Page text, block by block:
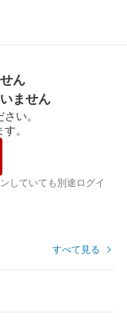
ん
ません
い。
。
していても別途ログイ
すべて見る